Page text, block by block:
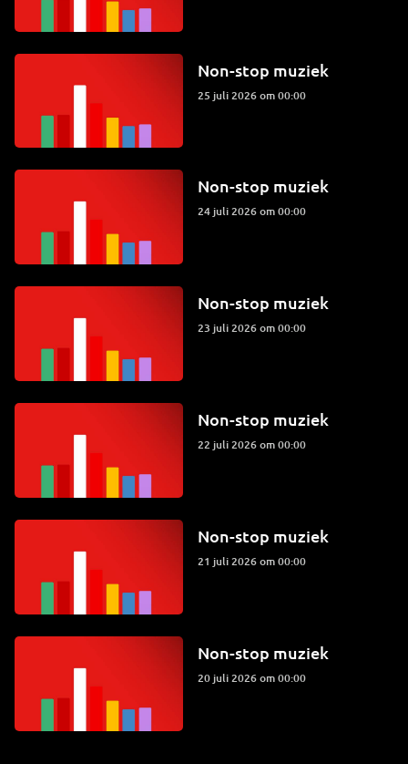
Non-stop muziek
25 juli 2026 om 00:00
Non-stop muziek
24 juli 2026 om 00:00
Non-stop muziek
23 juli 2026 om 00:00
Non-stop muziek
22 juli 2026 om 00:00
Non-stop muziek
21 juli 2026 om 00:00
Non-stop muziek
20 juli 2026 om 00:00